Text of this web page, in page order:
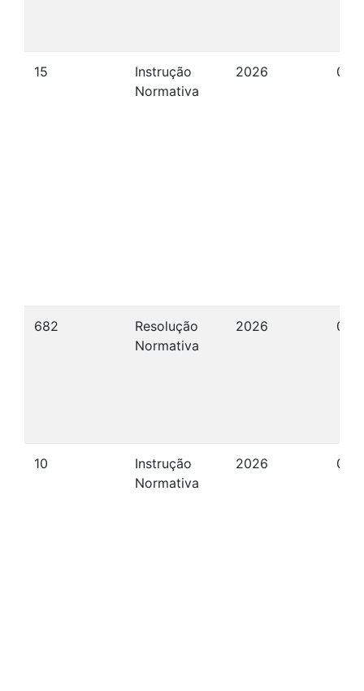
15
Instrução
Normativa
2026 09/
682
Resolução
Normativa
2026 09/
10
Instrução
Normativa
2026 08/